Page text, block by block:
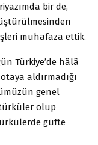
bir de,
muhafaza ettik.
Türkiye’de hâlâ
aldırmadığı
genel
olup
güfte